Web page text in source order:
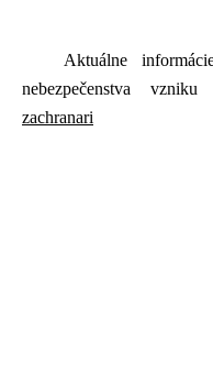
Aktuálne
nebezpečenstva
zachranari